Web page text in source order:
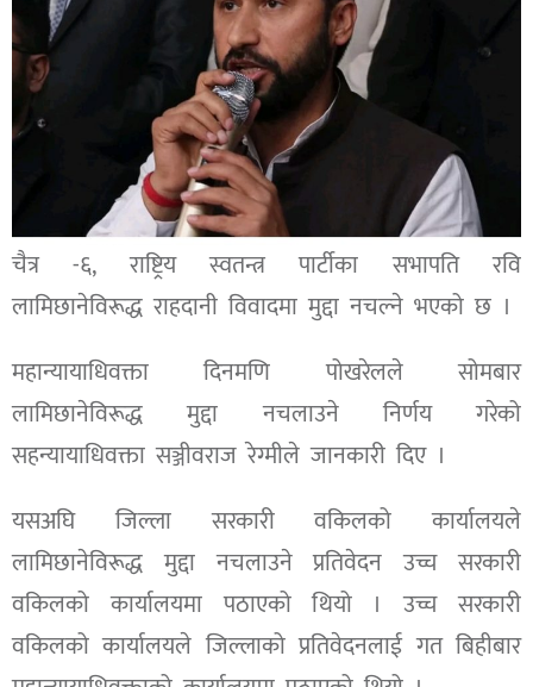
चैत्र -६, राष्ट्रिय स्वतन्त्र पार्टीका सभापति रवि
लामिछानेविरूद्ध राहदानी विवादमा मुद्दा नचल्ने भएको छ ।
महान्यायाधिवक्ता दिनमणि पोखरेलले सोमबार
लामिछानेविरूद्ध मुद्दा नचलाउने निर्णय गरेको
सहन्यायाधिवक्ता सञ्जीवराज रेग्मीले जानकारी दिए ।
यसअघि जिल्ला सरकारी वकिलको कार्यालयले
लामिछानेविरूद्ध मुद्दा नचलाउने प्रतिवेदन उच्च सरकारी
वकिलको कार्यालयमा पठाएको थियो । उच्च सरकारी
वकिलको कार्यालयले जिल्लाको प्रतिवेदनलाई गत बिहीबार